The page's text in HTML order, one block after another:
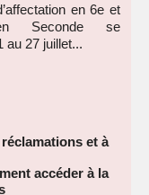
en 6e et
en Seconde se
au 27 juillet...
et à
accéder à la